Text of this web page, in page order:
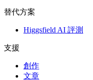
替代方案
Higgsfield AI 評測
支援
創作
文章